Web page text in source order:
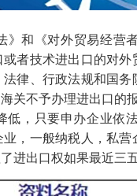
》和《对外贸易经营
或者技术进出口的对
律、行政法规和国
关不予办理进出口的
低，只要申办企业依
，一般纳税人，私
进出口权如果最近三